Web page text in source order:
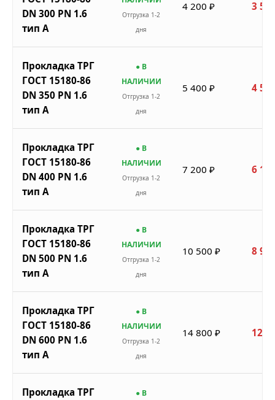
DN 300 PN 1.6
тип A
Отгрузка 1-2
дня
4 200 ₽ 3
Прокладка ТРГ
ГОСТ 15180-86
DN 350 PN 1.6
тип A
● В
НАЛИЧИИ
Отгрузка 1-2
дня
5 400 ₽ 4
Прокладка ТРГ
ГОСТ 15180-86
DN 400 PN 1.6
тип A
● В
НАЛИЧИИ
Отгрузка 1-2
дня
7 200 ₽ 6
Прокладка ТРГ
ГОСТ 15180-86
DN 500 PN 1.6
тип A
● В
НАЛИЧИИ
Отгрузка 1-2
дня
10 500 ₽ 8
Прокладка ТРГ
ГОСТ 15180-86
DN 600 PN 1.6
тип A
● В
НАЛИЧИИ
Отгрузка 1-2
дня
14 800 ₽ 12
Прокладка ТРГ
● В